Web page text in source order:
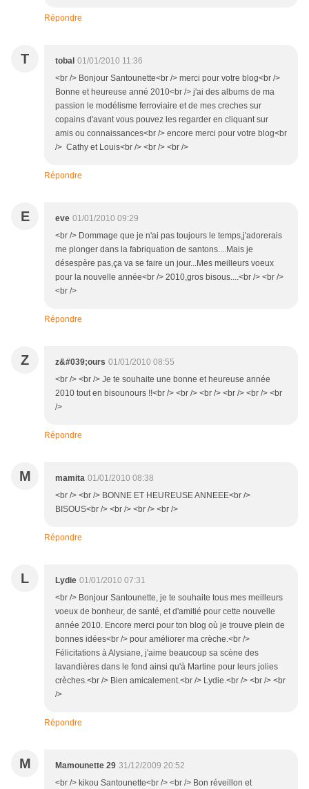
Répondre
T tobal 01/01/2010 11:36
<br /> Bonjour Santounette<br /> merci pour votre blog<br />
Bonne et heureuse anné 2010<br /> j'ai des albums de ma
passion le modélisme ferroviaire et de mes creches sur
copains d'avant vous pouvez les regarder en cliquant sur
amis ou connaissances<br /> encore merci pour votre blog<br
/> Cathy et Louis<br /> <br /> <br />
Répondre
E eve 01/01/2010 09:29
<br /> Dommage que je n'ai pas toujours le temps,j'adorerais
me plonger dans la fabriquation de santons....Mais je
désespère pas,ça va se faire un jour...Mes meilleurs voeux
pour la nouvelle année<br /> 2010,gros bisous....<br /> <br />
<br />
Répondre
Z z&#039;ours 01/01/2010 08:55
<br /> <br /> Je te souhaite une bonne et heureuse année
2010 tout en bisounours !!<br /> <br /> <br /> <br /> <br /> <br
/>
Répondre
M mamita 01/01/2010 08:38
<br /> <br /> BONNE ET HEUREUSE ANNEEE<br />
BISOUS<br /> <br /> <br /> <br />
Répondre
L Lydie 01/01/2010 07:31
<br /> Bonjour Santounette, je te souhaite tous mes meilleurs
voeux de bonheur, de santé, et d'amitié pour cette nouvelle
année 2010. Encore merci pour ton blog où je trouve plein de
bonnes idées<br /> pour améliorer ma crèche.<br />
Félicitations à Alysiane, j'aime beaucoup sa scène des
lavandières dans le fond ainsi qu'à Martine pour leurs jolies
crèches.<br /> Bien amicalement.<br /> Lydie.<br /> <br /> <br
/>
Répondre
M Mamounette 29 31/12/2009 20:52
<br /> kikou Santounette<br /> <br /> Bon réveillon et